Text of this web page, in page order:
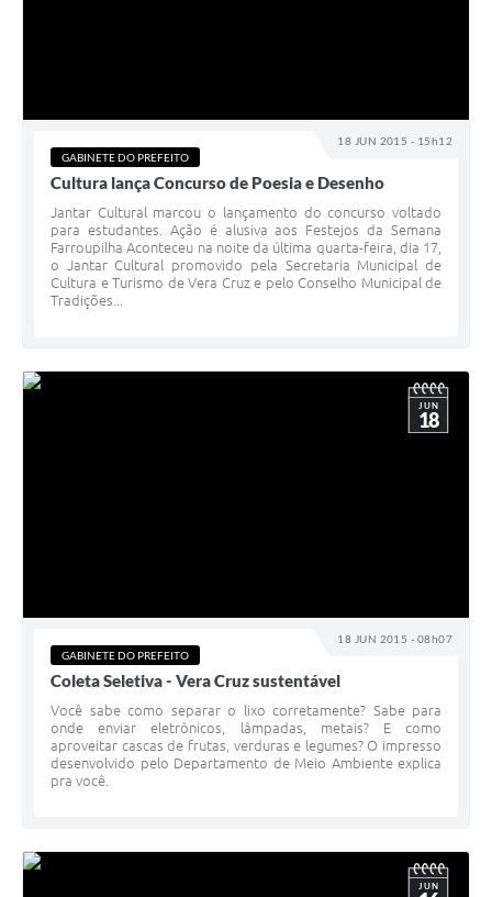
18 JUN 2015 - 15h12
GABINETE DO PREFEITO
Cultura lança Concurso de Poesia e Desenho
Jantar Cultural marcou o lançamento do concurso voltado
para estudantes. Ação é alusiva aos Festejos da Semana
Farroupilha Aconteceu na noite da última quarta-feira, dia 17,
o Jantar Cultural promovido pela Secretaria Municipal de
Cultura e Turismo de Vera Cruz e pelo Conselho Municipal de
Tradições...
18 JUN 2015 - 08h07
JUN
18
GABINETE DO PREFEITO
Coleta Seletiva - Vera Cruz sustentável
Você sabe como separar o lixo corretamente? Sabe para
onde enviar eletrônicos, lâmpadas, metais? E como
aproveitar cascas de frutas, verduras e legumes? O impresso
desenvolvido pelo Departamento de Meio Ambiente explica
pra você.
JUN